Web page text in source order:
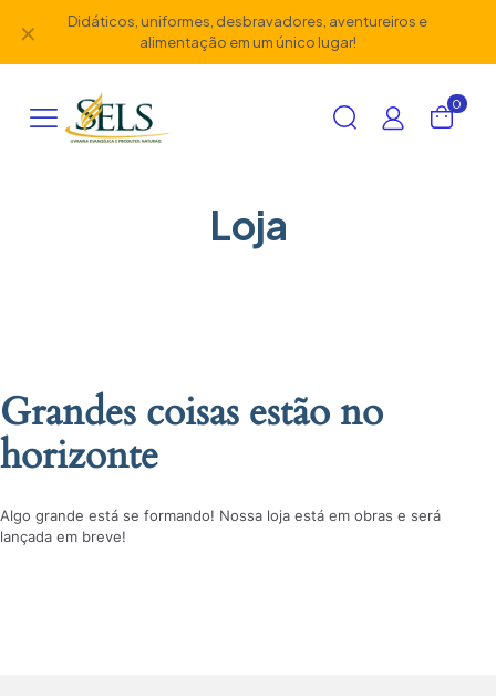
Didáticos, uniformes, desbravadores, aventureiros e
alimentação em um único lugar!
✕
0
Loja
Grandes coisas estão no
horizonte
Algo grande está se formando! Nossa loja está em obras e será
lançada em breve!